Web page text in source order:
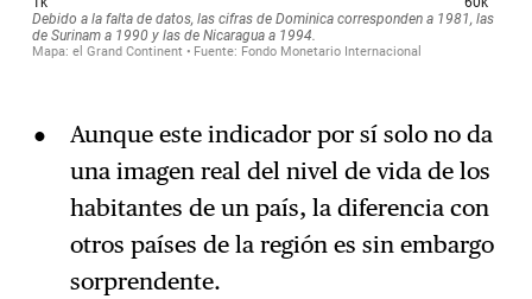
Aunque este indicador por sí solo no da
una imagen real del nivel de vida de los
habitantes de un país, la diferencia con
otros países de la región es sin embargo
sorprendente.